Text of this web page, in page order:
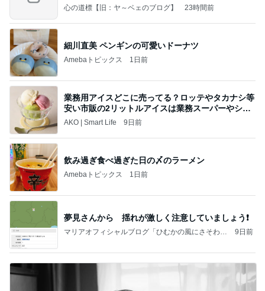
心の道標【旧：ヤ～ベェのブログ】 23時間前
細川直美 ペンギンの可愛いドーナツ
Amebaトピックス 1日前
業務用アイスどこに売ってる？ロッテやタカナシ等
安い市販の2リットルアイスは業務スーパーやシャ
トレ
AKO | Smart Life 9日前
飲み過ぎ食べ過ぎた日の〆のラーメン
Amebaトピックス 1日前
夢見さんから 揺れが激しく注意していましょう❗️
マリアオフィシャルブログ「ひむかの風にさそわれ
9日前